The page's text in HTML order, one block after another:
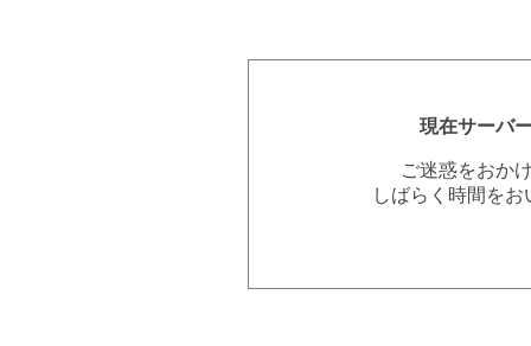
現在サーバ
ご迷惑をおか
しばらく時間を